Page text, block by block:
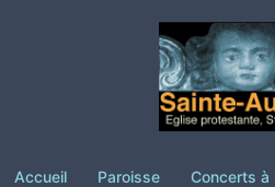
Accueil Paroisse Concerts à